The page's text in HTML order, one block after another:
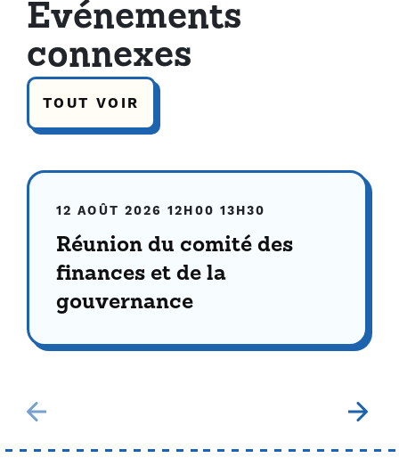
Événements
connexes
TOUT VOIR
12 AOÛT 2026 12H00 13H30
Réunion du comité des
finances et de la
gouvernance